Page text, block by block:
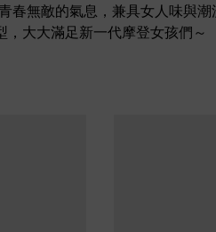
春無敵的氣息，兼具女人味與潮
，大大滿足新一代摩登女孩們～